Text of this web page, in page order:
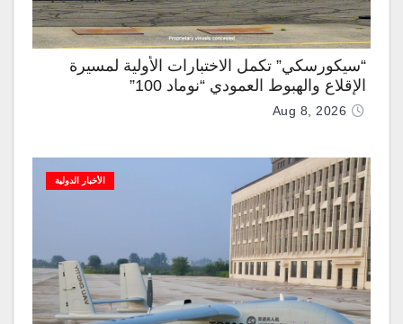
“سيكورسكي” تكمل الاختبارات الأولية لمسيرة
الإقلاع والهبوط العمودي “نوماد 100”
Aug 8, 2026
الأخبار الدولية